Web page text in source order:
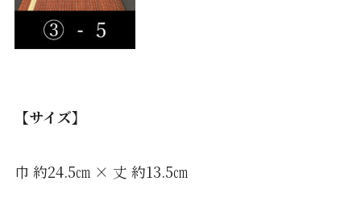
【サイズ】
巾 約24.5㎝ × 丈 約13.5㎝